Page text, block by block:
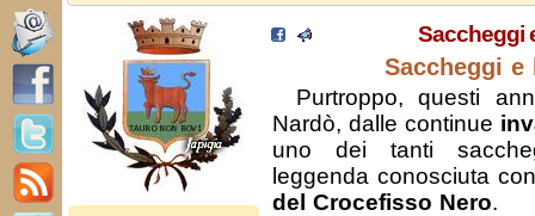
Saccheggi
Saccheggi e
Purtroppo, questi
Nardò, dalle continue
uno dei tanti
leggenda conosciuta
del Crocefisso Nero.